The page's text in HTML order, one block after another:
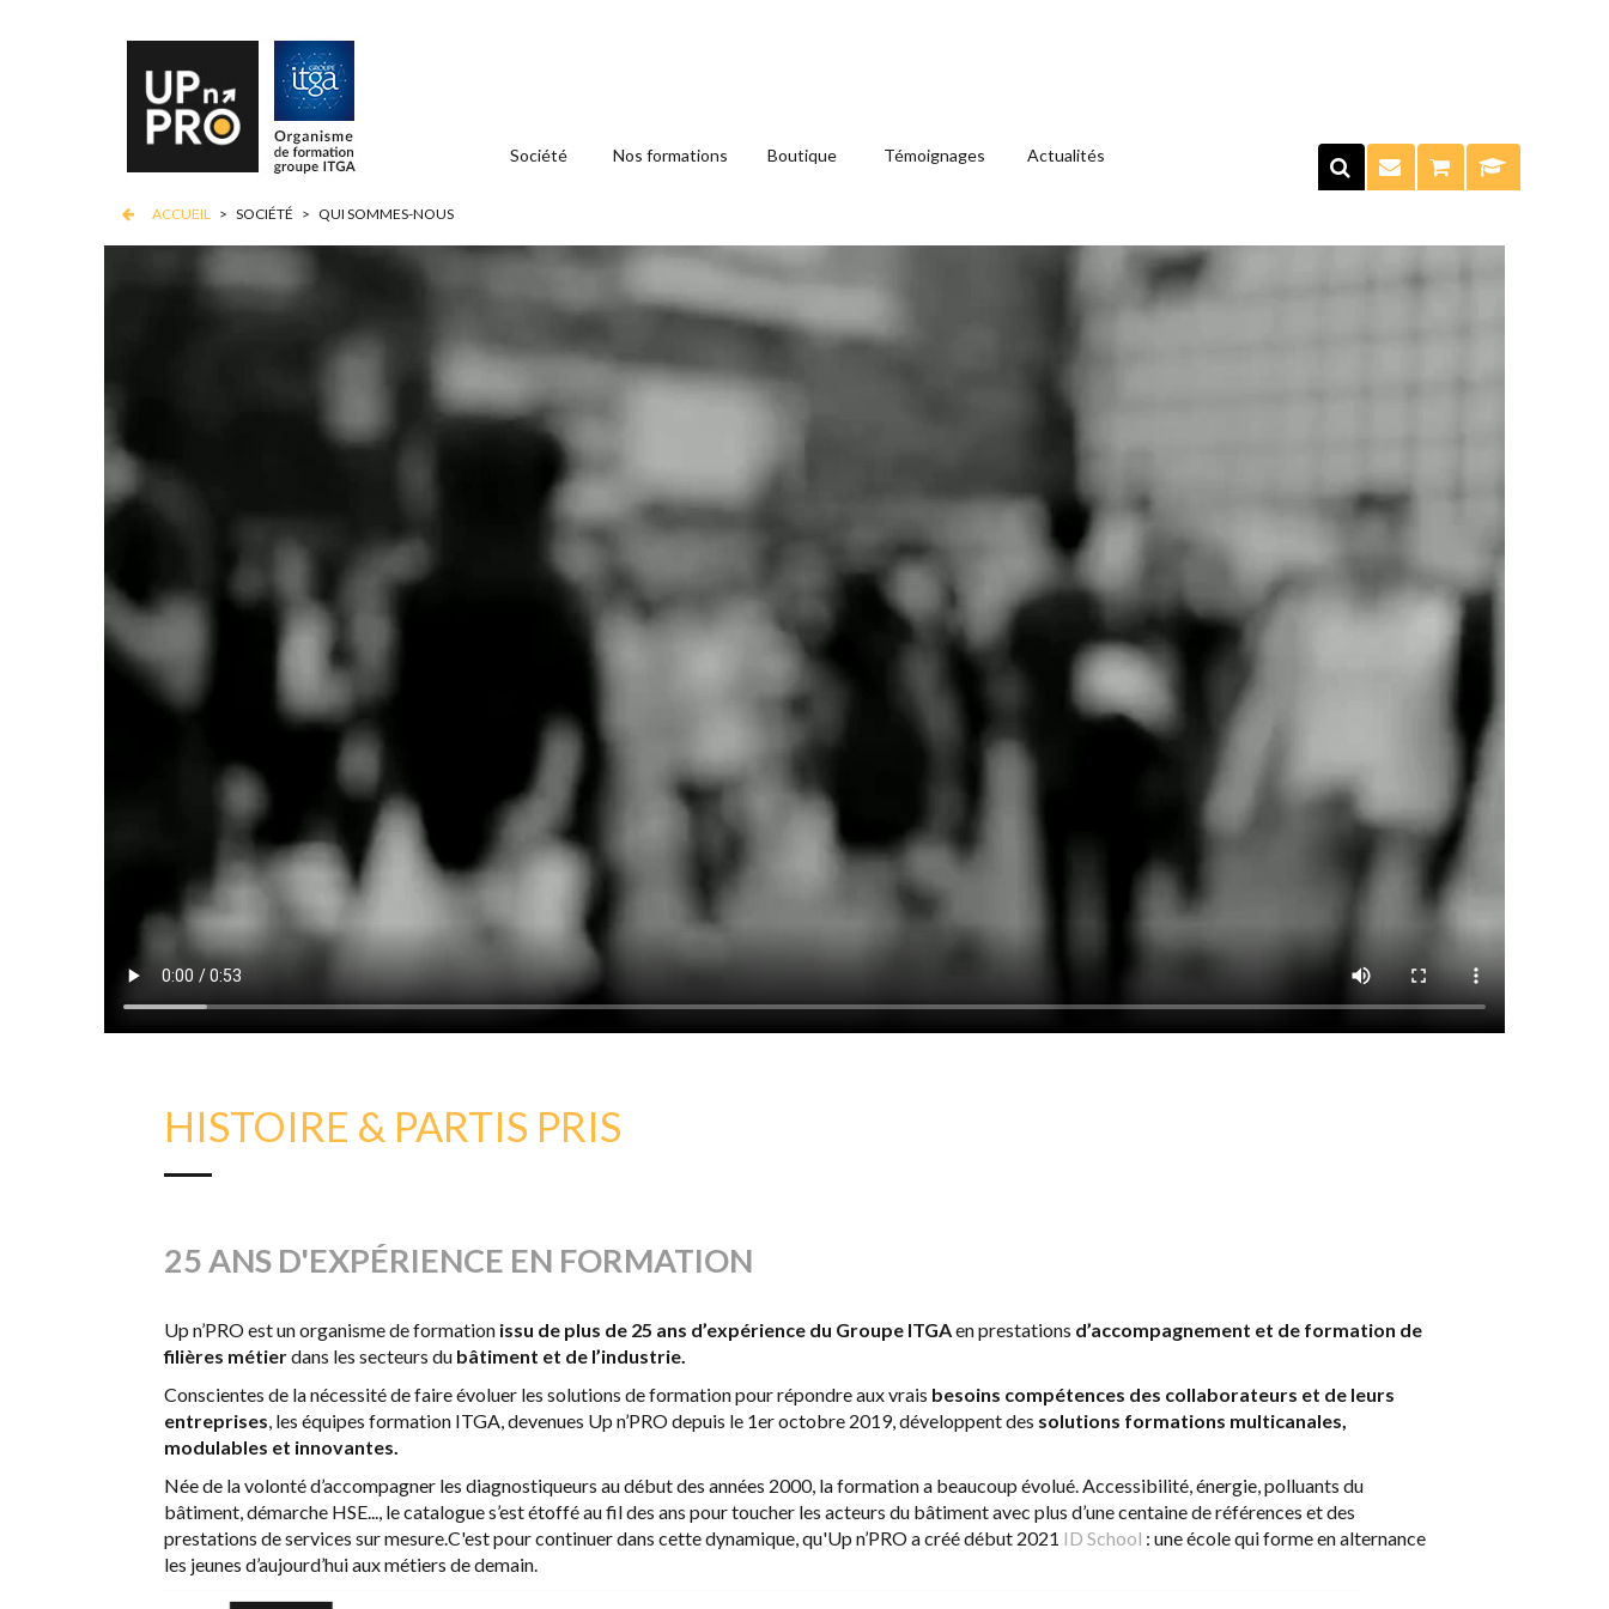
Société Nos formations Boutique Témoignages Actualités
ACCUEIL > SOCIÉTÉ > QUI SOMMES-NOUS
HISTOIRE & PARTIS PRIS
25 ANS D'EXPÉRIENCE EN FORMATION
Up n’PRO est un organisme de formation issu de plus de 25 ans d’expérience du Groupe ITGAen prestations d’accompagnement et de formation de
filières métierdans les secteurs du bâtiment et de l’industrie.
Conscientes de la nécessité de faire évoluer les solutions de formation pour répondre aux vrais besoins compétences des collaborateurs et de leurs
entreprises, les équipes formation ITGA, devenues Up n’PRO depuis le 1er octobre 2019, développent des solutions formations multicanales,
modulables et innovantes.
Née de la volonté d’accompagner les diagnostiqueurs au début des années 2000, la formation a beaucoup évolué. Accessibilité, énergie, polluants du
bâtiment, démarche HSE..., le catalogue s’est étoffé au fil des ans pour toucher les acteurs du bâtiment avec plus d’une centaine de références et des
prestations de services sur mesure.C'est pour continuer dans cette dynamique, qu'Up n’PRO a créé début 2021 ID School : une école qui forme en alternance
les jeunes d’aujourd’hui aux métiers de demain.